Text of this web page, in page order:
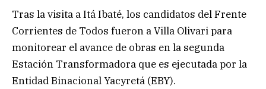
Tras la visita a Itá Ibaté, los candidatos del Frente
Corrientes de Todos fueron a Villa Olivari para
monitorear el avance de obras en la segunda
Estación Transformadora que es ejecutada por la
Entidad Binacional Yacyretá (EBY).